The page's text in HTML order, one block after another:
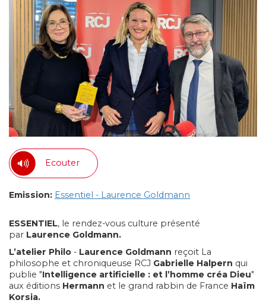
Ecouter
Emission: Essentiel - Laurence Goldmann
ESSENTIEL, le rendez-vous culture présenté
par Laurence Goldmann.
L’atelier Philo - Laurence Goldmann reçoit La
philosophe et chroniqueuse RCJ Gabrielle Halpern qui
publie "Intelligence artificielle : et l’homme créa Dieu"
aux éditions Hermann et le grand rabbin de France Haïm
Korsia.